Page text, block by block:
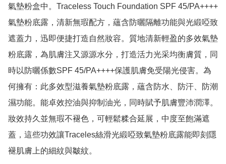
氣墊粉盒中。Traceless Touch Foundation SPF 45/PA++++
氣墊粉底露，清新無瑕配方，蘊含防曬隔離功能與光緞啞致
遮蓋力，迅即便捷打造自然妝容。質地清新輕盈的多效氣墊
粉底露，為肌膚注又源源水分，打造活力光采均衡膚質，同
時以防曬係數SPF 45/PA++++保護肌膚免受陽光侵害。為
何擁有：此多效型滋養氣墊粉底露，蘊含防水、防汗、防潮
濕功能。能卓效控油與抑制油光，同時賦予肌膚豐沛潤澤。
妝效持久並無瑕不褪色，可輕鬆糅合延展，中度至飽滿遮
蓋，這些功效讓Traceles絲滑光緞啞致氣墊粉底露能即刻隱
褪肌膚上的細紋與皺紋。